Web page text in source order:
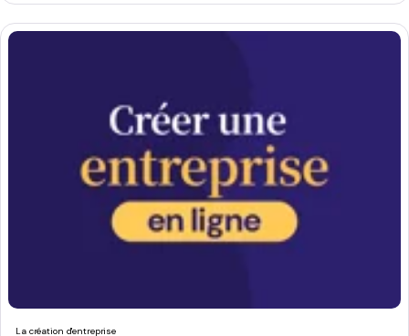
La création d'entreprise